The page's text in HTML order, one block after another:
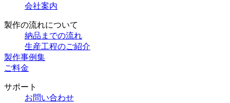
会社案内
製作の流れについて
納品までの流れ
生産工程のご紹介
製作事例集
ご料金
サポート
お問い合わせ